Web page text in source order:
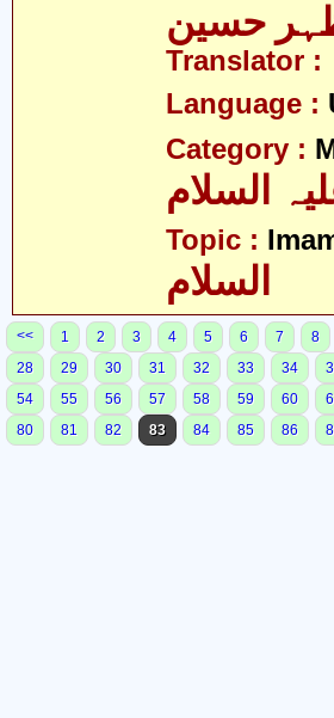
حسین
Translator :
Language :
Category :
Topic :
السلام
<< 1 2 3 4 5 6 7 8
28
29 30 31 32 33 34
54
55 56 57 58 59 60
80
81 82 83 84 85 86